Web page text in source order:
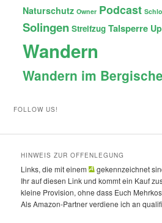
Naturschutz Owner Podcast
Solingen Streifzug Talsperre
Wandern
Wandern im
FOLLOW US!
HINWEIS ZUR OFFENLEGUNG
Links, die mit einem
gekennzeichnet
Ihr auf diesen Link und kommt ein Kauf
kleine Provision, ohne dass Euch
Als Amazon-Partner verdiene ich an